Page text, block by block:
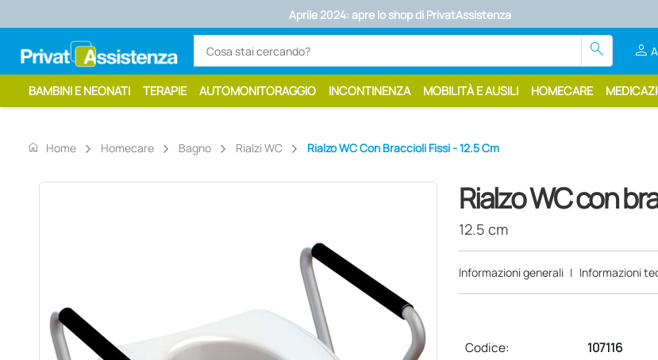
Aprile 2024: apre lo shop di PrivatAssistenza
search person
BAMBINI E NEONATI TERAPIE AUTOMONITORAGGIO INCONTINENZA MOBILITÀ E AUSILI HOMECARE
home Home Homecare Bagno Rialzi WC Rialzo WC Con Braccioli Fissi - 12.5 Cm
Rialzo WC con
12.5 cm
Informazioni generali | Informazioni
Codice:
107116